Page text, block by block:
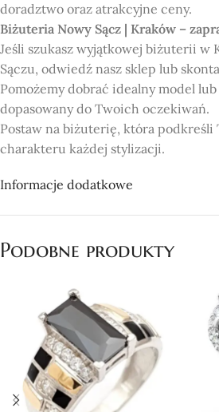
doradztwo oraz atrakcyjne ceny.
Biżuteria Nowy Sącz | Kraków –
Jeśli szukasz wyjątkowej biżuterii w
Sączu, odwiedź nasz sklep lub
Pomożemy dobrać idealny model
dopasowany do Twoich oczekiwań.
Postaw na biżuterię, która podkreśli
charakteru każdej stylizacji.
Informacje dodatkowe
Podobne produkty